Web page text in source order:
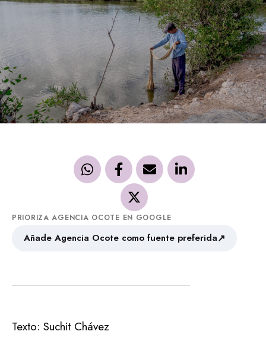
PRIORIZA AGENCIA OCOTE EN GOOGLE
Añade Agencia Ocote como fuente preferida↗
Texto: Suchit Chávez